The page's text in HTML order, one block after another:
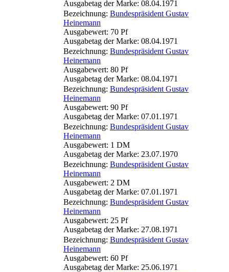
Ausgabetag der Marke: 08.04.1971
Bezeichnung: Bundespräsident Gustav
Heinemann
Ausgabewert: 70 Pf
Ausgabetag der Marke: 08.04.1971
Bezeichnung: Bundespräsident Gustav
Heinemann
Ausgabewert: 80 Pf
Ausgabetag der Marke: 08.04.1971
Bezeichnung: Bundespräsident Gustav
Heinemann
Ausgabewert: 90 Pf
Ausgabetag der Marke: 07.01.1971
Bezeichnung: Bundespräsident Gustav
Heinemann
Ausgabewert: 1 DM
Ausgabetag der Marke: 23.07.1970
Bezeichnung: Bundespräsident Gustav
Heinemann
Ausgabewert: 2 DM
Ausgabetag der Marke: 07.01.1971
Bezeichnung: Bundespräsident Gustav
Heinemann
Ausgabewert: 25 Pf
Ausgabetag der Marke: 27.08.1971
Bezeichnung: Bundespräsident Gustav
Heinemann
Ausgabewert: 60 Pf
Ausgabetag der Marke: 25.06.1971